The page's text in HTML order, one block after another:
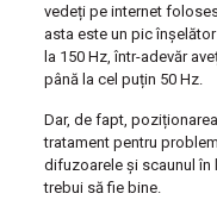
vedeți pe internet
asta este un pic
la 150 Hz, într-adevăr
până la cel puțin 50 Hz.
Dar, de fapt,
tratament pentru
difuzoarele și scaunul în
trebui să fie bine.